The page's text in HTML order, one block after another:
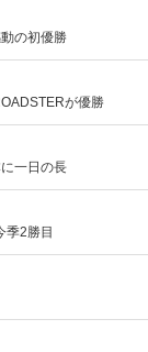
の初優勝
が優勝
一日の長
季2勝目